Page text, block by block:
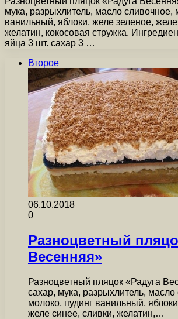
мука, разрыхлитель, масло сливочное,
ванильный, яблоки, желе зеленое,
желатин, кокосовая стружка.
яйца 3 шт. сахар 3 …
Второе
06.10.2018
0
Разноцветный
Весенняя»
Разноцветный пляцок «Радуга
сахар, мука, разрыхлитель, масло
молоко, пудинг ванильный,
желе синее, сливки, желатин,…